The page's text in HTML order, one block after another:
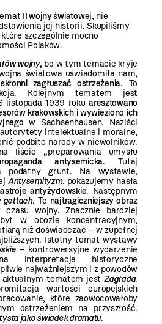
II wojny światowej, nie
jej historii. Skupiliśmy
szczególnie mocno
Polaków.
wojny, bo w tym temacie kryje
światowa uświadomiła nam,
zagłuszać ostrzeżenia. To
Kolejnym tematem jest
listopada 1939 rokuaresztowano
krakowskich i wywieziono ich
w Sachsenhausen. Naziści
intelektualne i moralne,
podbite narody w niewolników.
liście „preparowania umysłu
antysemicka. Tutaj
grunt. Na wystawie,
Antysemityzm, pokazujemy hasła
antyżydowskie. Następnym
gettach. To najtragiczniejszy obraz
wojny. Znacznie bardziej
w obozie koncentracyjnym,
niż doświadczać – w zupełnej
Istotny temat wystawy
– kontrowersyjne wydarzenie
interpretacje historyczne
najważniejszym i z powodów
aktualnym tematem jestZagłada.
wartości europejskich
które zaowocowałoby
ostrzeżeniem na przyszłość.
jako świadek dramatu.